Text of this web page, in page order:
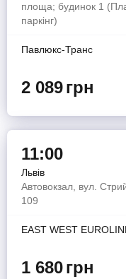
площа; будинок 1
паркінг)
Павлюкс-Транс
2 089грн
11:00
Львів
Автовокзал, вул.
109
EAST WEST
1 680грн